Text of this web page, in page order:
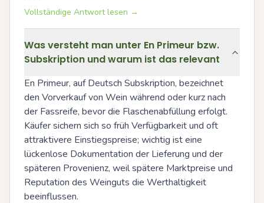
Vollständige Antwort lesen →
Was versteht man unter En Primeur bzw.
Subskription und warum ist das relevant
En Primeur, auf Deutsch Subskription, bezeichnet
den Vorverkauf von Wein während oder kurz nach
der Fassreife, bevor die Flaschenabfüllung erfolgt.
Käufer sichern sich so früh Verfügbarkeit und oft
attraktivere Einstiegspreise; wichtig ist eine
lückenlose Dokumentation der Lieferung und der
späteren Provenienz, weil spätere Marktpreise und
Reputation des Weinguts die Werthaltigkeit
beeinflussen.